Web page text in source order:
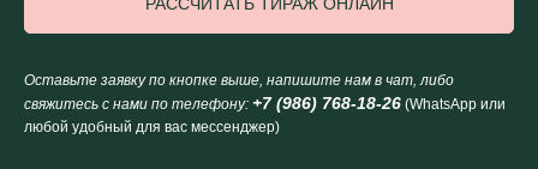
Оставьте заявку по кнопке выше, напишите нам в чат, либо
свяжитесь с нами по телефону: +7 (986) 768-18-26 (WhatsApp или
любой удобный для вас мессенджер)
НАШИ
ПРЕИМУЩЕСТВА